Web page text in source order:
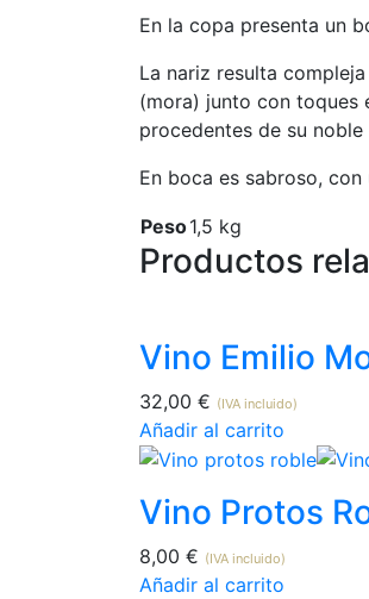
En la copa presenta un
La nariz resulta
(mora) junto con toques
procedentes de su
En boca es sabroso,
Peso1,5 kg
Productos
Vino Emilio
32,00 € (IVA incluido)
Añadir al carrito
Vino Protos
8,00 € (IVA incluido)
Añadir al carrito